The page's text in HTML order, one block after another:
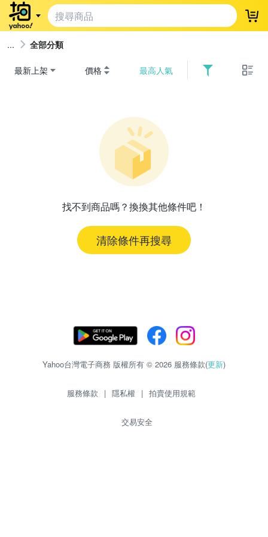
登
全部分類
最新上架 價格 最高人氣
找不到商品嗎？換換其他條件吧！
清除條件再搜尋
Yahoo台灣電子商務 版權所有 © 2026 服務條款(更新)
服務條款 | 隱私權 | 拍賣使用規範
交易安全